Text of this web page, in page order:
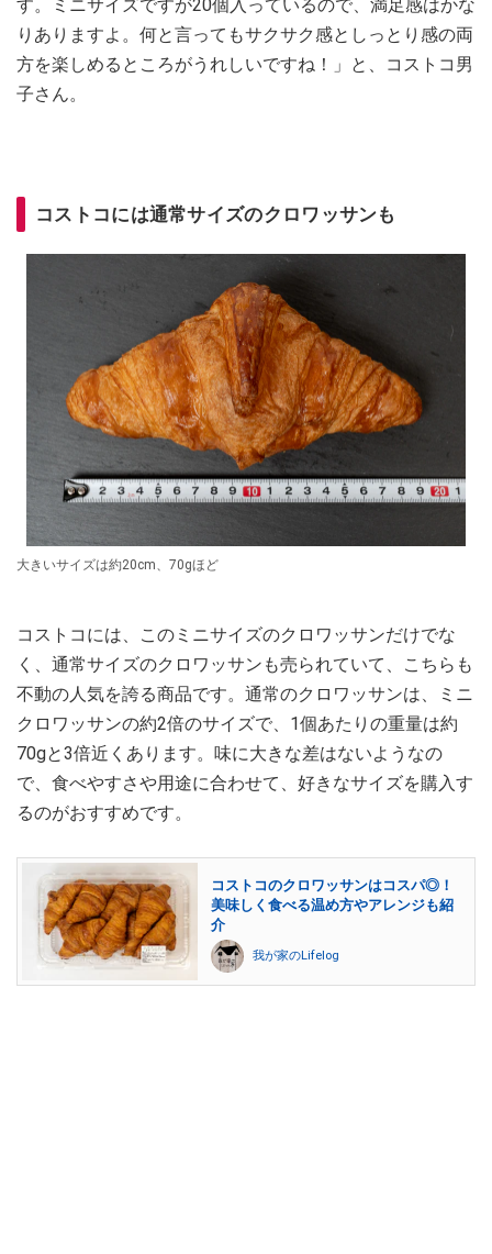
す。ミニサイズですが20個入っているので、満足感はかな
りありますよ。何と言ってもサクサク感としっとり感の両
方を楽しめるところがうれしいですね！」と、コストコ男
子さん。
コストコには通常サイズのクロワッサンも
大きいサイズは約20cm、70gほど
コストコには、このミニサイズのクロワッサンだけでな
く、通常サイズのクロワッサンも売られていて、こちらも
不動の人気を誇る商品です。通常のクロワッサンは、ミニ
クロワッサンの約2倍のサイズで、1個あたりの重量は約
70gと3倍近くあります。味に大きな差はないようなの
で、食べやすさや用途に合わせて、好きなサイズを購入す
るのがおすすめです。
コストコのクロワッサンはコスパ◎！
美味しく食べる温め方やアレンジも紹
介
我が家のLifelog